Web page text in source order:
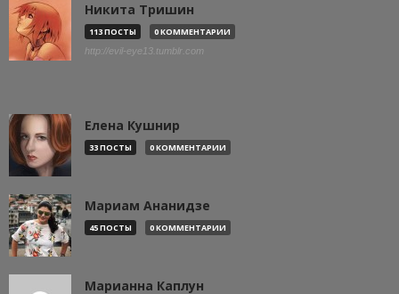
Никита Тришин
113 ПОСТЫ 0 КОММЕНТАРИИ
http://evil-eye13.tumblr.com
Елена Кушнир
33 ПОСТЫ 0 КОММЕНТАРИИ
Мариам Ананидзе
45 ПОСТЫ 0 КОММЕНТАРИИ
Марианна Каплун